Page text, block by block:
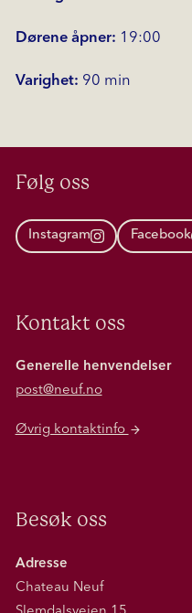
Dørene åpner: 19:00
Varighet: 90 min
Følg oss
Instagram Facebook
Kontakt oss
Generelle henvendelser
post@neuf.no
Øvrig kontaktinfo
Besøk oss
Adresse
Chateau Neuf